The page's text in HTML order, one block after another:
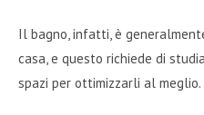
Il bagno, infatti, è
casa, e questo richiede di
spazi per ottimizzarli al meglio.